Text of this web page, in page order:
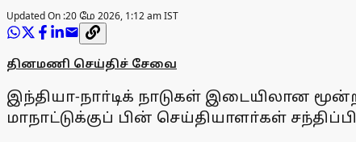
Updated On :20 மே 2026, 1:12 am IST
தினமணி செய்திச் சேவை
இந்தியா-நாா்டிக் நாடுகள் இடையிலான
மாநாட்டுக்குப் பின் செய்தியாளா்கள்